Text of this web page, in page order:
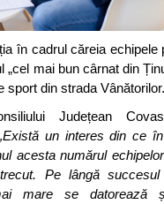
în cadrul căreia echipele
„cel mai bun cârnat din
sport din strada Vânătorilor.
Județean
un interes din ce
acesta numărul
Pe lângă succesul
mare se datorează